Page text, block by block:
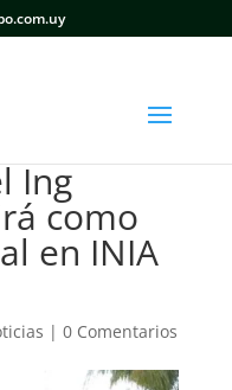
Ing
como
en INIA
| 0 Comentarios